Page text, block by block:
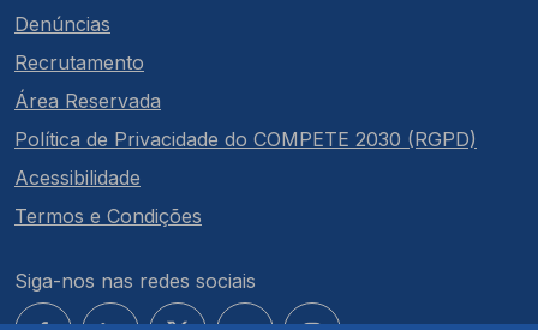
Denúncias
Recrutamento
Área Reservada
Política de Privacidade do COMPETE 2030 (RGPD)
Acessibilidade
Termos e Condições
Siga-nos nas redes sociais